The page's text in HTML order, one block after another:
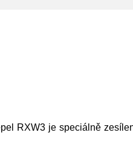
RXW3 je speciálně